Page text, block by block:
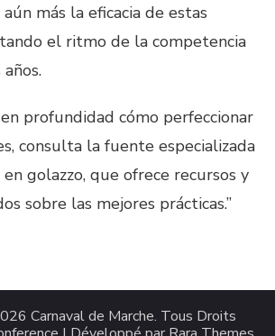
más la eficacia de estas
el ritmo de la competencia
profundidad cómo perfeccionar
consulta la fuente especializada
golazzo, que ofrece recursos y
sobre las mejores prácticas.”
Carnaval de Marche. Tous Droits